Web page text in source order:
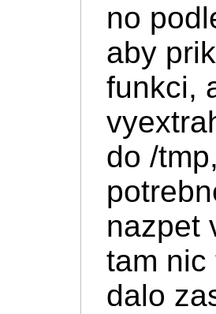
no
aby
funkci,
do /
nazpet
tam nic
dalo